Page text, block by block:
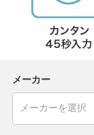
メーカー